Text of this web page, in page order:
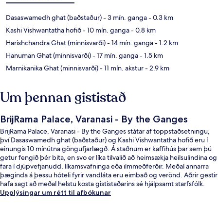
Dasaswamedh ghat (baðstaður)- 3 mín. ganga- 0.3 km
Kashi Vishwantatha hofið- 10 mín. ganga- 0.8 km
Harishchandra Ghat (minnisvarði)- 14 mín. ganga- 1.2 km
Hanuman Ghat (minnisvarði)- 17 mín. ganga- 1.5 km
Marnikanika Ghat (minnisvarði)- 11 mín. akstur- 2.9 km
Um þennan gististað
BrijRama Palace, Varanasi - By the Ganges
BrijRama Palace, Varanasi - By the Ganges státar af toppstaðsetningu,
því Dasaswamedh ghat (baðstaður) og Kashi Vishwantatha hofið eru í
einungis 10 mínútna göngufjarlægð. Á staðnum er kaffihús þar sem þú
getur fengið þér bita, en svo er líka tilvalið að heimsækja heilsulindina og
fara í djúpvefjanudd, líkamsvafninga eða ilmmeðferðir. Meðal annarra
þæginda á þessu hóteli fyrir vandláta eru eimbað og verönd. Aðrir gestir
hafa sagt að meðal helstu kosta gististaðarins sé hjálpsamt starfsfólk.
Upplýsingar um rétt til afbókunar